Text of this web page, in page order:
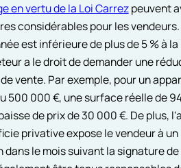
en vertu de la Loi Carrezpeuvent
considérables pour les
est inférieure de plus de 5 % à la
a le droit de demander une
vente. Par exemple, pour un
500 000 €, une surface réelle de
de prix de 30 000 €. De plus,
privative expose le vendeur à
le mois suivant la signature